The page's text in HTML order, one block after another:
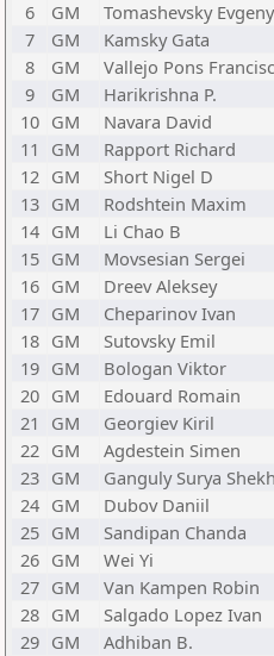
6
GM Tomashevsky Evgeny
7
GM Kamsky Gata
8
GM Vallejo Pons
9
GM Harikrishna P.
10 GM Navara David
11
GM Rapport Richard
12 GM Short Nigel D
13 GM Rodshtein Maxim
14 GM Li Chao B
15 GM Movsesian Sergei
16 GM Dreev Aleksey
17 GM Cheparinov Ivan
18 GM Sutovsky Emil
19 GM Bologan Viktor
20 GM Edouard Romain
21
GM Georgiev Kiril
22 GM Agdestein Simen
23 GM Ganguly Surya
24 GM Dubov Daniil
25 GM Sandipan Chanda
26 GM Wei Yi
27 GM Van Kampen Robin
28 GM Salgado Lopez Ivan
29 GM Adhiban B.